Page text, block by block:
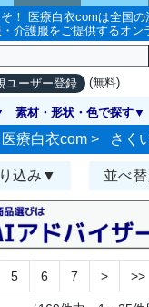
！ 医療白衣comは全国
介護服をご提供するオン
ユーザー登録 (無料)
素材・形状・色で探す
医療白衣com > さく
込み 並べ替
5 6 7 > >>